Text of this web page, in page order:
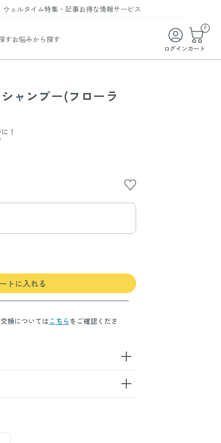
ログイン
0
カート
ウェルタイム
ビューティータイム
ヘルスケアタイム
ライフスタイルタイム
特集・記事
WELMAG
お得な情報
WEB限定/期間限定キャンペーン
まとめ買い商品
サービス
メンバーシッププログラム
LINEお友達登録
お問い合わせ
す
ードトワレ
ラーゲン
お悩みから探す
ャンプー(フローラ
！
トに入れる
換についてはこちらをご確認くださ